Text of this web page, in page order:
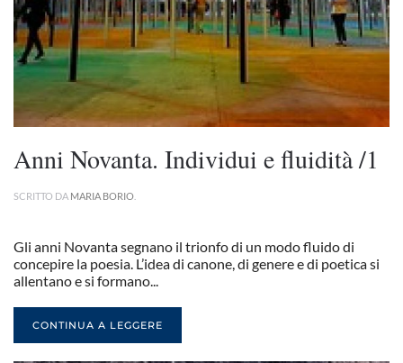
Anni Novanta. Individui e fluidità /1
SCRITTO DA MARIA BORIO
Gli anni Novanta segnano il trionfo di un modo fluido di
concepire la poesia. L’idea di canone, di genere e di poetica si
allentano e si formano...
CONTINUA A LEGGERE